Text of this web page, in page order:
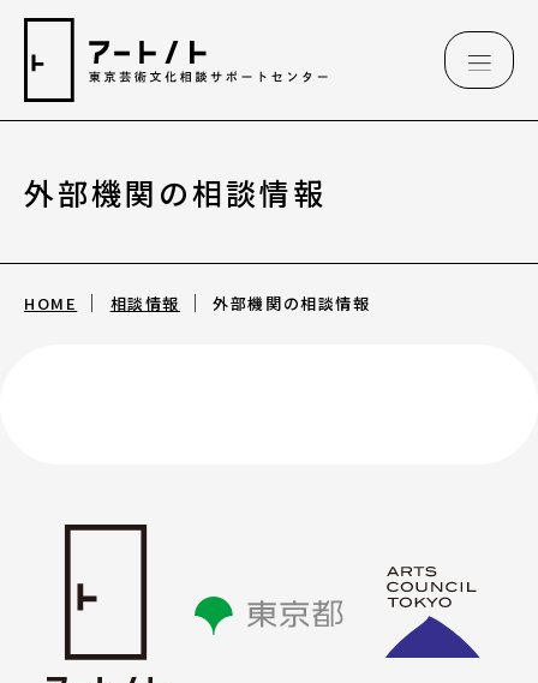
相談情報
相談情報
気になる講座を探す
外部機関の相談情報
HOME 相談情報 外部機関の相談情報